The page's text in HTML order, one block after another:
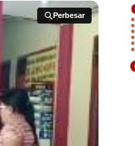
Perbesar
Perbesar